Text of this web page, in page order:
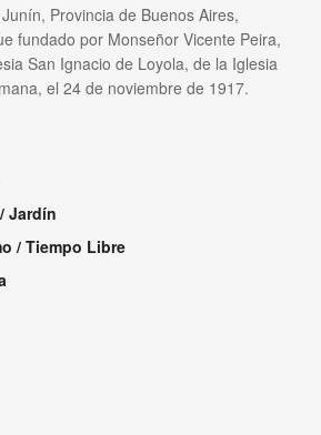
Provincia de Buenos Aires,
fundado por Monseñor Vicente Peira,
San Ignacio de Loyola, de la Iglesia
el 24 de noviembre de 1917.
Jardín
/ Tiempo Libre